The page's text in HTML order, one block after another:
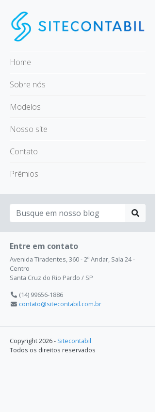
Home
Sobre nós
Modelos
Nosso site
Contato
Prêmios
Entre em contato
Avenida Tiradentes, 360 - 2º Andar, Sala 24 -
Centro
Santa Cruz do Rio Pardo / SP
(14) 99656-1886
contato@sitecontabil.com.br
Copyright 2026 - Sitecontabil
Todos os direitos reservados